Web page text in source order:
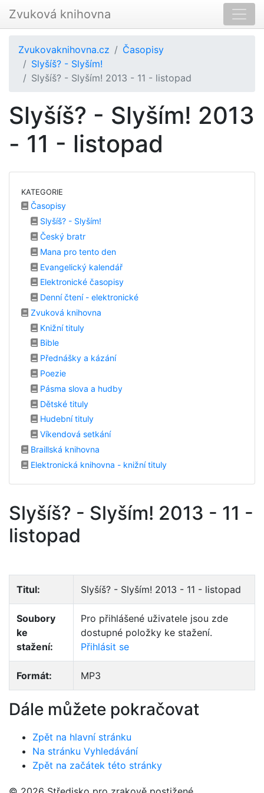
Zvuková knihovna
Zvukovaknihovna.cz
Časopisy
Slyšíš? - Slyším!
Slyšíš? - Slyším! 2013 - 11 - listopad
Slyšíš? - Slyším! 2013
- 11 - listopad
KATEGORIE
Časopisy
Slyšíš? - Slyším!
Český bratr
Mana pro tento den
Evangelický kalendář
Elektronické časopisy
Denní čtení - elektronické
Zvuková knihovna
Knižní tituly
Bible
Přednášky a kázání
Poezie
Pásma slova a hudby
Dětské tituly
Hudební tituly
Víkendová setkání
Braillská knihovna
Elektronická knihovna - knižní tituly
Slyšíš? - Slyším! 2013 - 11 -
listopad
Titul: Slyšíš? - Slyším! 2013 - 11 - listopad
Soubory
ke
stažení:
Pro přihlášené uživatele jsou zde
dostupné položky ke stažení.
Přihlásit se
Formát: MP3
Dále můžete pokračovat
Zpět na hlavní stránku
Na stránku Vyhledávání
Zpět na začátek této stránky